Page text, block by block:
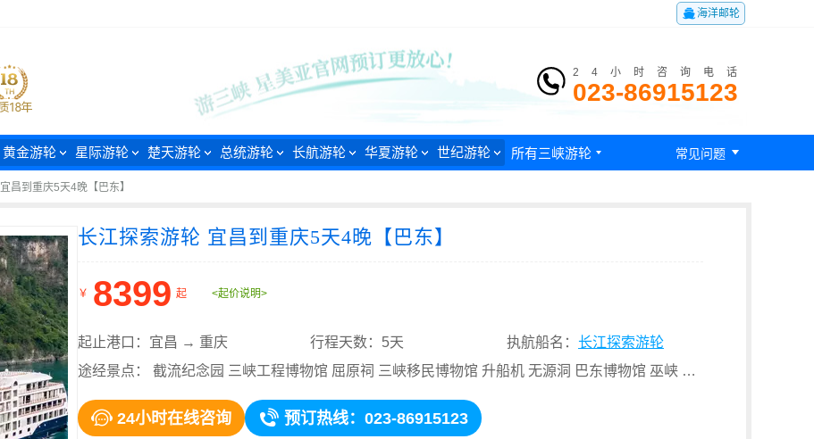
海洋邮轮
24小时咨询电话
023-86915123
黄金游轮 星际游轮 楚天游轮 总统游轮 长航游轮 华夏游轮 世纪游轮 所有三峡游轮  常见问题 
宜昌到重庆5天4晚【巴东】
长江探索游轮 宜昌到重庆5天4晚【巴东】
￥ 8399 起 <起价说明>
起止港口：宜昌 → 重庆 行程天数：5天 执航船名： 长江探索游轮
途经景点： 截流纪念园 三峡工程博物馆 屈原祠 三峡移民博物馆 升船机 无源洞 巴东博物馆 巫峡 瞿塘峡 白帝城 三峡之巅 石宝寨 西沱古镇 皇华岛 重庆
 24小时在线咨询  预订热线：023-86915123